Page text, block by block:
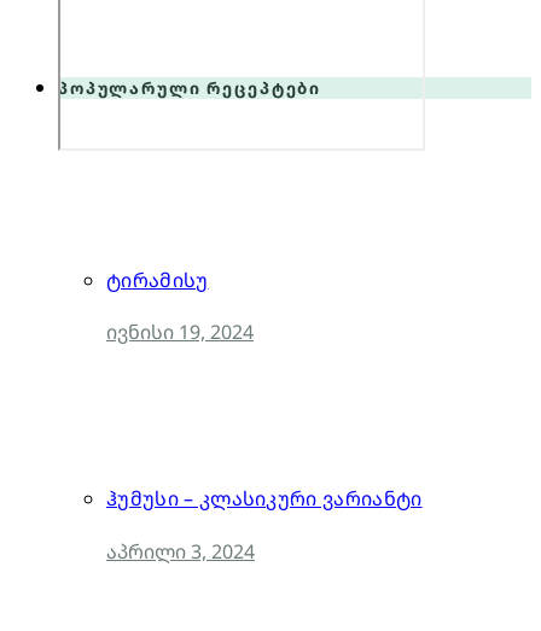
პოპულარული რეცეპტები
ტირამისუ
ივნისი 19, 2024
ჰუმუსი – კლასიკური ვარიანტი
აპრილი 3, 2024